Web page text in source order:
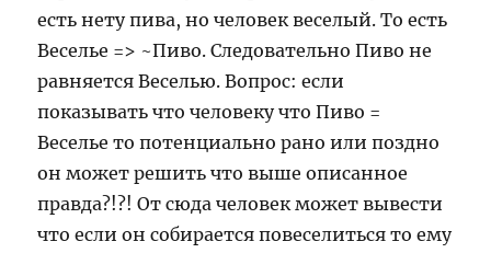
есть нету пива, но человек веселый. То есть
Веселье => ~Пиво. Следовательно Пиво не
равняется Веселью. Вопрос: если
показывать что человеку что Пиво =
Веселье то потенциально рано или поздно
он может решить что выше описанное
правда?!?! От сюда человек может вывести
что если он собирается повеселиться то ему